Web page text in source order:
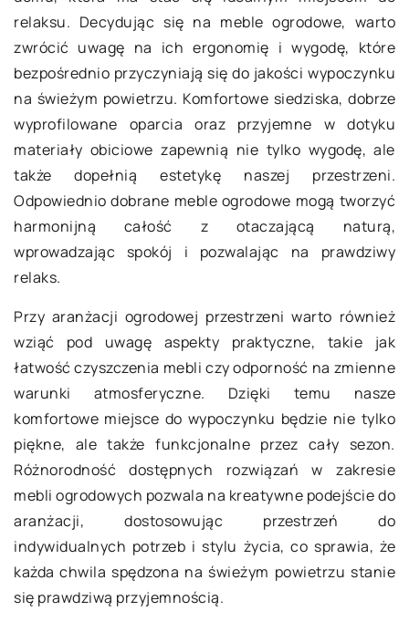
relaksu. Decydując się na meble ogrodowe, warto
zwrócić uwagę na ich ergonomię i wygodę, które
bezpośrednio przyczyniają się do jakości wypoczynku
na świeżym powietrzu. Komfortowe siedziska, dobrze
wyprofilowane oparcia oraz przyjemne w dotyku
materiały obiciowe zapewnią nie tylko wygodę, ale
także dopełnią estetykę naszej przestrzeni.
Odpowiednio dobrane meble ogrodowe mogą tworzyć
harmonijną całość z otaczającą naturą,
wprowadzając spokój i pozwalając na prawdziwy
relaks.
Przy aranżacji ogrodowej przestrzeni warto również
wziąć pod uwagę aspekty praktyczne, takie jak
łatwość czyszczenia mebli czy odporność na zmienne
warunki atmosferyczne. Dzięki temu nasze
komfortowe miejsce do wypoczynku będzie nie tylko
piękne, ale także funkcjonalne przez cały sezon.
Różnorodność dostępnych rozwiązań w zakresie
mebli ogrodowych pozwala na kreatywne podejście do
aranżacji, dostosowując przestrzeń do
indywidualnych potrzeb i stylu życia, co sprawia, że
każda chwila spędzona na świeżym powietrzu stanie
się prawdziwą przyjemnością.